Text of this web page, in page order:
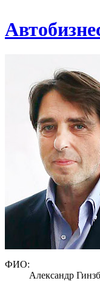
ФИО:
Александр